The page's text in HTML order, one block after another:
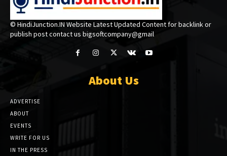
© HindiJunction.IN Website Latest Updated Content for backlink or
publish post contact us bigsoftcompany@gmail
About Us
ADVERTISE
ABOUT
EVENTS
WRITE FOR US
IN THE PRESS